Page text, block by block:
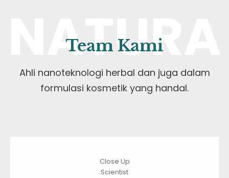
NATURA
Team Kami
Ahli nanoteknologi herbal dan juga dalam
formulasi kosmetik yang handal.
Close Up
Scientist